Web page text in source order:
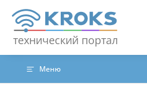
Skip to content
технический портал
Меню